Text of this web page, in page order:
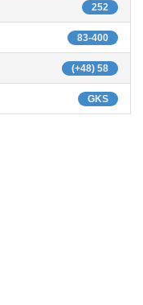
252
83-400
(+48) 58
GKS